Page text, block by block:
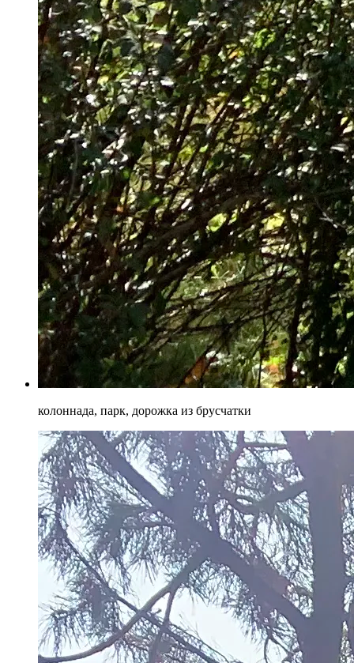
колоннада, парк, дорожка из брусчатки